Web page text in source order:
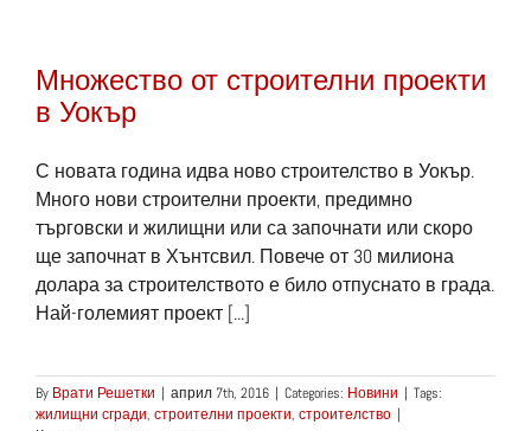
нови
сгради
Множество от строителни проекти
в Уокър
С новата година идва ново строителство в Уокър.
Много нови строителни проекти, предимно
търговски и жилищни или са започнати или скоро
ще започнат в Хънтсвил. Повече от 30 милиона
долара за строителството е било отпуснато в града.
Най-големият проект [...]
By Врати Решетки | април 7th, 2016 | Categories: Новини | Tags:
жилищни сгради, строителни проекти, строителство |